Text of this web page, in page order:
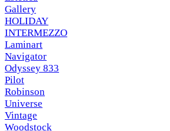
Gallery
HOLIDAY
INTERMEZZO
Laminart
Navigator
Odyssey 833
Pilot
Robinson
Universe
Vintage
Woodstock